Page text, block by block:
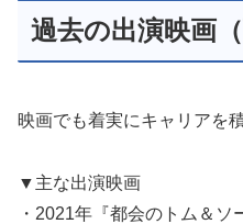
過去の出演映画（
映画でも着実にキャリアを
▼主な出演映画
・2021年『都会のトム＆ソ